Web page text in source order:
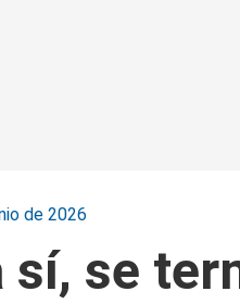
de 2026
sí, se